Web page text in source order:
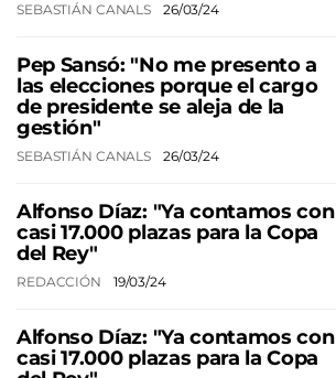
SEBASTIÁN CANALS 26/03/24
Pep Sansó: "No me presento a
las elecciones porque el cargo
de presidente se aleja de la
gestión"
SEBASTIÁN CANALS 26/03/24
Alfonso Díaz: "Ya contamos con
casi 17.000 plazas para la Copa
del Rey"
REDACCIÓN 19/03/24
Alfonso Díaz: "Ya contamos con
casi 17.000 plazas para la Copa